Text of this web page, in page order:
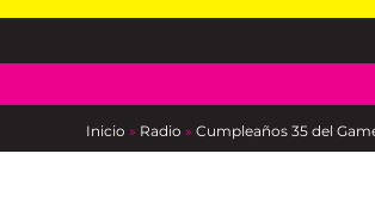
Inicio » Radio » Cumpleaños 35 del